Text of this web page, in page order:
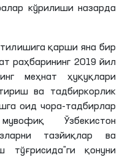
кўрилиши назарда
қарши яна бир
раҳбарининг 2019 йил
меҳнат ҳуқуқлари
ва тадбиркорлик
оид чора-тадбирлар
Ўзбекистон
тазйиқлар ва
тўғрисида”ги қонуни